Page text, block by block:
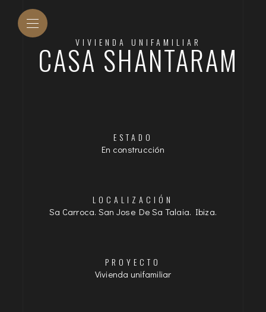
VIVIENDA UNIFAMILIAR
CASA SHANTARAM
ESTADO
En construcción
LOCALIZACIÓN
Sa Carroca. San Jose De Sa Talaia. Ibiza.
PROYECTO
Vivienda unifamiliar